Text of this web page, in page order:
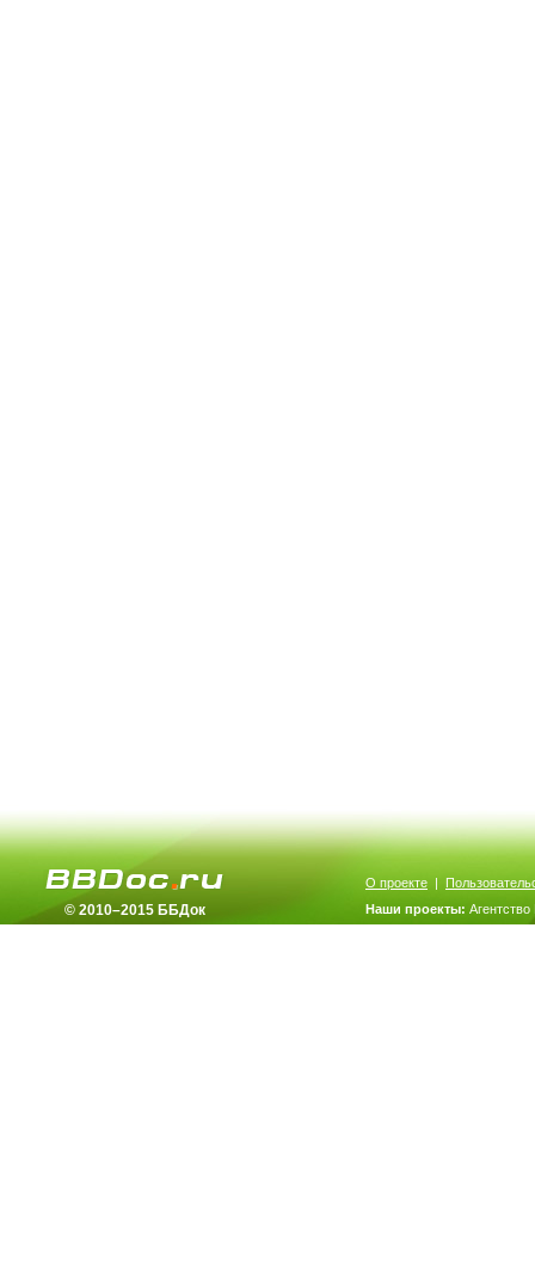
© 2010–2015 ББДок
О проекте |
Наши проекты: